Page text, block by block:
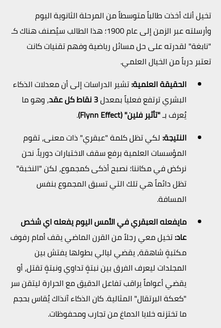
تخيل أنك أخذت طالباً متوسطاً من المرحلة الثانوية اليوم
وأرسلته عبر الزمن إلى عام 1900؛ هذا الطالب سيُصنف هناك كـ
"نابغة" لقدرته على حل مسائل رياضية وفهم تقنيات كانت
تعتبر درباً من الخيال العلمي.
الحقيقة العلمية:تشير الدراسات إلى أن معدلات الذكاء
البشري ترتفع فعلياً بمعدل3 نقاط كل عقد
، وهو ما
يُعرف بـ"تأثير فلين" (Flynn Effect)
.
النتيجة: لكي تظل كلمة "عبقري" ذات معنى، تقوم
المؤسسات العلمية برفع سقف الاختبارات دورياً. نحن
نركض في مكاننا؛ نصبح أذكى كمجموع، لكن "النخبة"
تظل دائماً هي تلك التي تسبق المجموع بنفس
المسافة.
مايفعله العبقري في الأمس اليوم يفعله اي شخص
عاد:تخيل معي رجلاً من القرن الماضي يقف أمام رفوف
مكتبةٍ شاهقة، يقضي ليالي بطولها يفتش بين
المجلدات ليعرف الفرق بين نبتةٍ تداوي ونبتةٍ تقتل، أو
يقضي أعواماً يراقب تفاعل الدقيق مع الحرارة ليتقن سر
"كعكة البرتقال" المثالية. كان الذكاء آنذاك يُقاس بحجم
ما تختزنه خلايا الدماغ من تجارب ومحفوظات.